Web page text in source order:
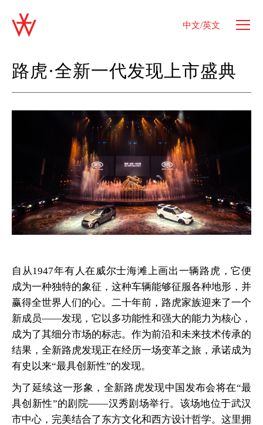
中文/英文
路虎·全新一代发现上市盛典
自从1947年有人在威尔士海滩上画出一辆路虎，它便
成为一种独特的象征，这种车辆能够征服各种地形，并
赢得全世界人们的心。二十年前，路虎家族迎来了一个
新成员——发现，它以多功能性和强大的能力为核心，
成为了其细分市场的标志。作为前沿和未来技术传承的
结果，全新路虎发现正在经历一场变革之旅，承诺成为
有史以来“最具创新性”的发现。
为了延续这一形象，全新路虎发现中国发布会将在“最
具创新性”的剧院——汉秀剧场举行。该场地位于武汉
市中心，完美结合了东方文化和西方设计哲学。这里拥